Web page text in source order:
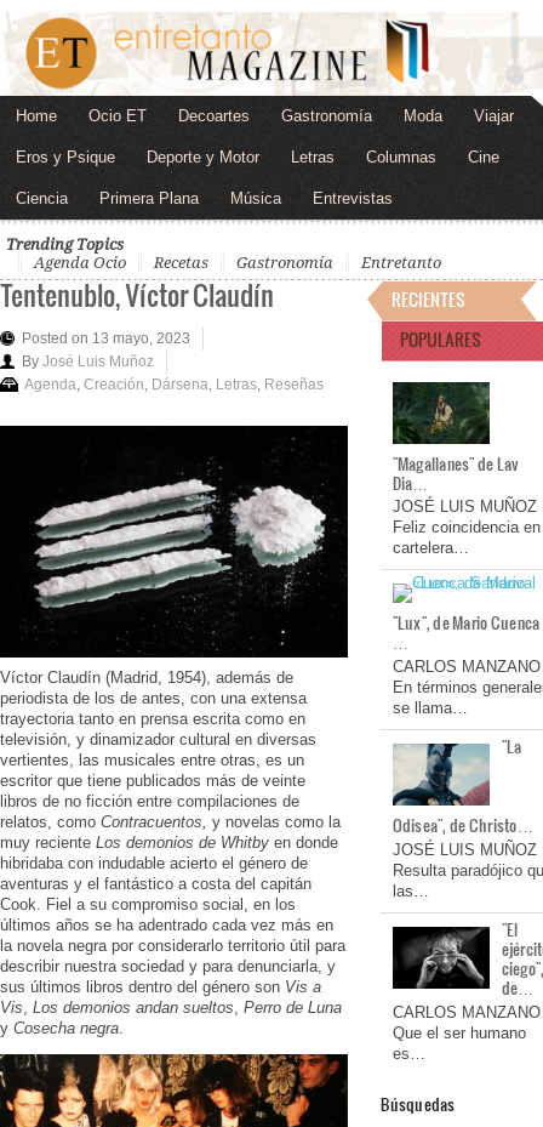
Home Ocio ET Decoartes Gastronomía Moda Viajar
Eros y Psique Deporte y Motor Letras Columnas Cine
Ciencia Primera Plana Música Entrevistas
Trending Topics
Agenda Ocio
Recetas Gastronomía Entretanto
Tentenublo, Víctor Claudín
Posted on 13 mayo, 2023
By José Luis Muñoz
Agenda Creación Dársena Letras Reseñas
Víctor Claudín (Madrid, 1954), además de
periodista de los de antes, con una extensa
trayectoria tanto en prensa escrita como en
televisión, y dinamizador cultural en diversas
vertientes, las musicales entre otras, es un
escritor que tiene publicados más de veinte
libros de no ficción entre compilaciones de
relatos, como Contracuentos, y novelas como la
muy reciente Los demonios de Whitby en donde
hibridaba con indudable acierto el género de
aventuras y el fantástico a costa del capitán
Cook. Fiel a su compromiso social, en los
últimos años se ha adentrado cada vez más en
la novela negra por considerarlo territorio útil para
describir nuestra sociedad y para denunciarla, y
sus últimos libros dentro del género son Vis a
Vis Los demonios andan sueltos Perro de Luna
y Cosecha negra
RECIENTES
POPULARES
"Magallanes" de Lav
Dia…
JOSÉ LUIS MUÑOZ
Feliz coincidencia en
cartelera…
"Lux", de Mario Cuenca
…
CARLOS MANZANO
En términos
se llama…
"La
Odisea", de Christo…
JOSÉ LUIS MUÑOZ
Resulta paradójico
las…
"El
de…
CARLOS MANZANO
Que el ser humano
es…
Búsquedas